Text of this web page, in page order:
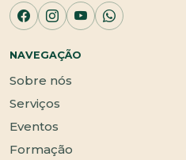
NAVEGAÇÃO
Sobre nós
Serviços
Eventos
Formação